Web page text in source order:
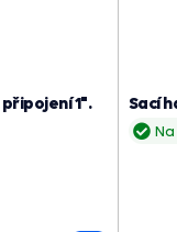
1".
Sací